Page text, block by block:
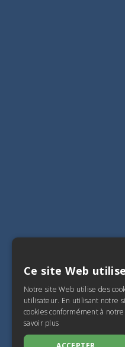
Ce site Web
Notre site Web utilise des
utilisateur. En utilisant notre
cookies conformément à
savoir plus